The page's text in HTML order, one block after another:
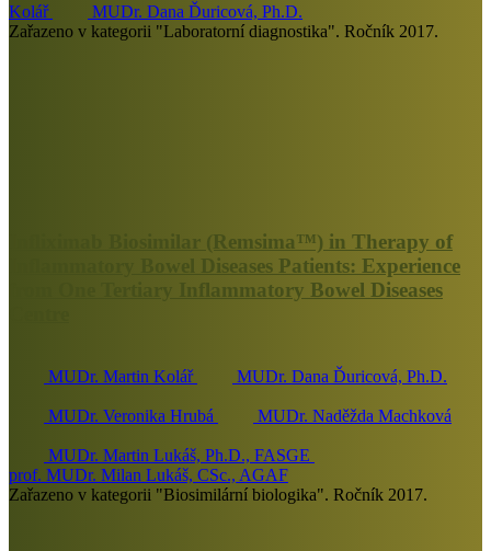
Kolář
MUDr. Dana Ďuricová, Ph.D.
Zařazeno v kategorii "Laboratorní diagnostika". Ročník 2017.
Infliximab Biosimilar (Remsima™) in Therapy of
Inflammatory Bowel Diseases Patients: Experience
from One Tertiary Inflammatory Bowel Diseases
MUDr. Martin Kolář MUDr. Dana Ďuricová, Ph.D.
MUDr. Veronika Hrubá MUDr. Naděžda Machková
MUDr. Martin Lukáš, Ph.D., FASGE
prof. MUDr. Milan Lukáš, CSc., AGAF
Zařazeno v kategorii "Biosimilární biologika". Ročník 2017.